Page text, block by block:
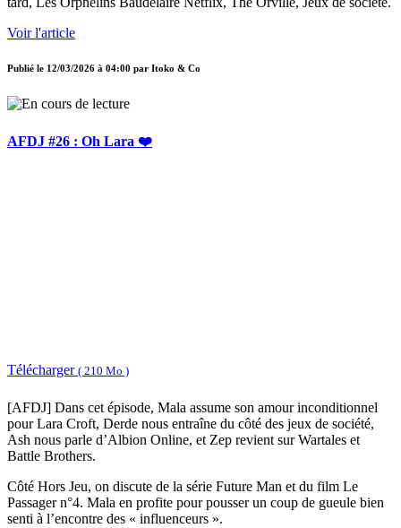
Voir l'article
Publié le 12/03/2026 à 04:00 par Itoko & Co
AFDJ #26 : Oh Lara ❤️
Télécharger ( 210 Mo )
[AFDJ] Dans cet épisode, Mala assume son amour inconditionnel
pour Lara Croft, Derde nous entraîne du côté des jeux de société,
Ash nous parle d’Albion Online, et Zep revient sur Wartales et
Battle Brothers.
Côté Hors Jeu, on discute de la série Future Man et du film Le
Passager n°4. Mala en profite pour pousser un coup de gueule bien
senti à l’encontre des « influenceurs ».